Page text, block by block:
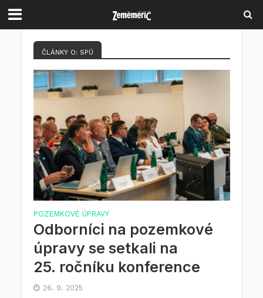
ČLÁNKY O: SPÚ
POZEMKOVÉ ÚPRAVY
Odborníci na pozemkové
úpravy se setkali na
25. ročníku konference
26. 9. 2025